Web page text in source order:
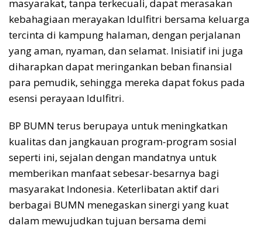
masyarakat, tanpa terkecuali, dapat merasakan
kebahagiaan merayakan Idulfitri bersama keluarga
tercinta di kampung halaman, dengan perjalanan
yang aman, nyaman, dan selamat. Inisiatif ini juga
diharapkan dapat meringankan beban finansial
para pemudik, sehingga mereka dapat fokus pada
esensi perayaan Idulfitri.
BP BUMN terus berupaya untuk meningkatkan
kualitas dan jangkauan program-program sosial
seperti ini, sejalan dengan mandatnya untuk
memberikan manfaat sebesar-besarnya bagi
masyarakat Indonesia. Keterlibatan aktif dari
berbagai BUMN menegaskan sinergi yang kuat
dalam mewujudkan tujuan bersama demi